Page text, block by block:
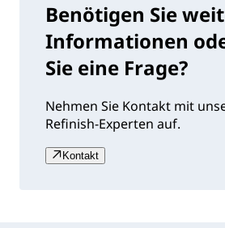
Benötigen Sie
Informationen
Sie eine Frage?
Nehmen Sie Kontakt mit
Refinish-Experten auf.
Kontakt